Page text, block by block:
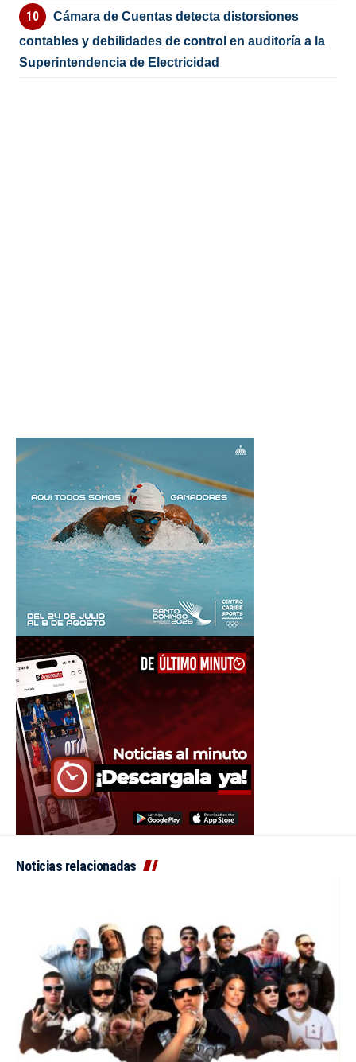
Cámara de Cuentas detecta distorsiones
contables y debilidades de control en auditoría a la
Superintendencia de Electricidad
Noticias relacionadas